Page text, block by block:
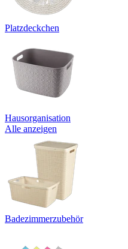
Platzdeckchen
Hausorganisation
Alle anzeigen
Badezimmerzubehör